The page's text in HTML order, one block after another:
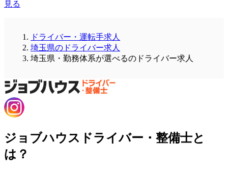
見る
ドライバー・運転手求人
埼玉県のドライバー求人
埼玉県・勤務体系が選べるのドライバー求人
ジョブハウスドライバー・整備士と
は？